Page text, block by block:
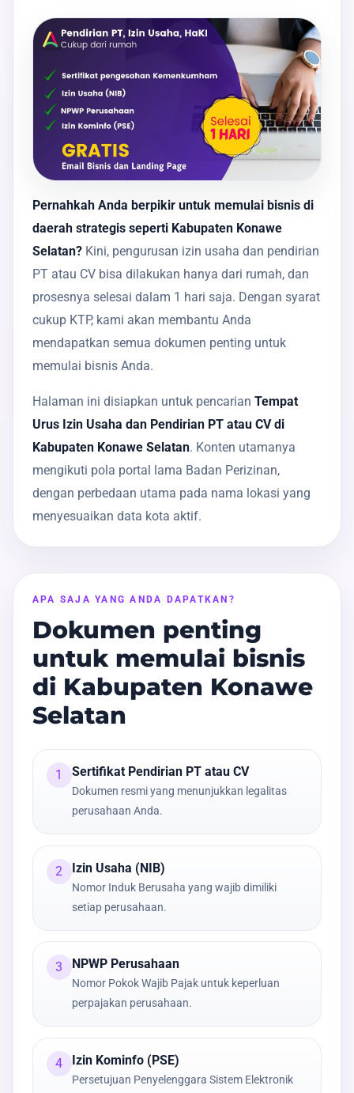
Pernahkah Anda berpikir untuk memulai bisnis di
daerah strategis seperti Kabupaten Konawe
Selatan? Kini, pengurusan izin usaha dan pendirian
PT atau CV bisa dilakukan hanya dari rumah, dan
prosesnya selesai dalam 1 hari saja. Dengan syarat
cukup KTP, kami akan membantu Anda
mendapatkan semua dokumen penting untuk
memulai bisnis Anda.
Halaman ini disiapkan untuk pencarian Tempat
Urus Izin Usaha dan Pendirian PT atau CV di
Kabupaten Konawe Selatan. Konten utamanya
mengikuti pola portal lama Badan Perizinan,
dengan perbedaan utama pada nama lokasi yang
menyesuaikan data kota aktif.
APA SAJA YANG ANDA DAPATKAN?
Dokumen penting
untuk memulai bisnis
di Kabupaten Konawe
Selatan
1 Sertifikat Pendirian PT atau CV
Dokumen resmi yang menunjukkan legalitas
perusahaan Anda.
2 Izin Usaha (NIB)
Nomor Induk Berusaha yang wajib dimiliki
setiap perusahaan.
3 NPWP Perusahaan
Nomor Pokok Wajib Pajak untuk keperluan
perpajakan perusahaan.
4 Izin Kominfo (PSE)
Persetujuan Penyelenggara Sistem Elektronik